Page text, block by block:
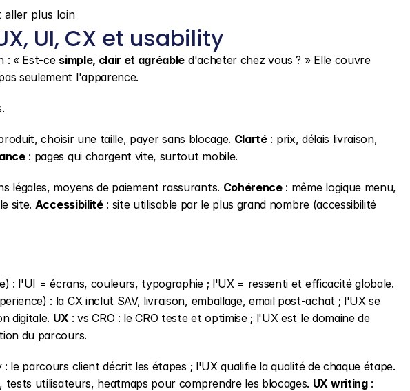
aller plus loin
UI, CX et usability
: « Est-ce simple, clair et agréable d'acheter chez vous ? » Elle couvre
seulement l'apparence.
choisir une taille, payer sans blocage. Clarté : prix, délais livraison,
: pages qui chargent vite, surtout mobile.
légales, moyens de paiement rassurants. Cohérence : même logique menu,
site. Accessibilité : site utilisable par le plus grand nombre (accessibilité
: la CX inclut SAV, livraison, emballage, email post-achat ; l'UX se
digitale. UX : vs CRO : le CRO teste et optimise ; l'UX est le domaine de
du parcours.
tests utilisateurs, heatmaps pour comprendre les blocages. UX writing :